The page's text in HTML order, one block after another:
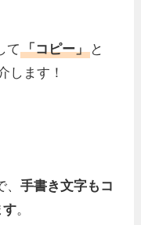
て「コピー」 と
します！
、手書き文字もコ
す。